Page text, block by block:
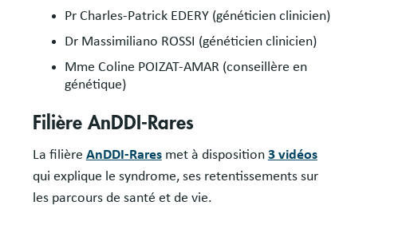
Pr Charles-Patrick EDERY (généticien clinicien)
Dr Massimiliano ROSSI (généticien clinicien)
Mme Coline POIZAT-AMAR (conseillère en
génétique)
Filière AnDDI-Rares
La filière AnDDI-Raresmet à disposition 3 vidéos
qui explique le syndrome, ses retentissements sur
les parcours de santé et de vie.